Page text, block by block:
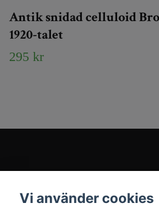
Antik snidad celluloid
1920-talet
295 kr
Vi använder cookies